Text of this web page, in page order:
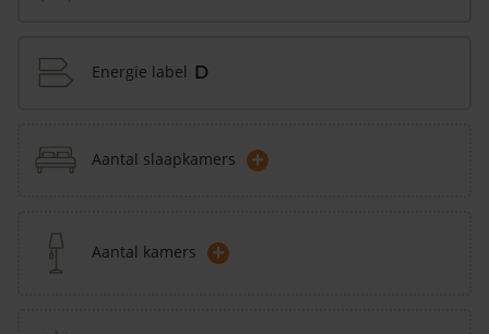
Energie label D
Aantal slaapkamers +
Aantal kamers +